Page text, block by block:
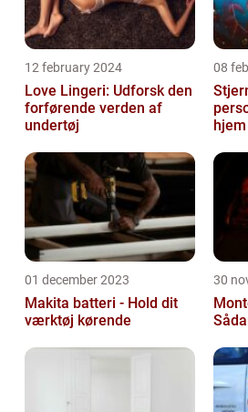
12 february 2024
Love Lingeri: Udforsk den
forførende verden af
undertøj
08
hjem
01 december 2023
Makita batteri - Hold dit
værktøj kørende
30